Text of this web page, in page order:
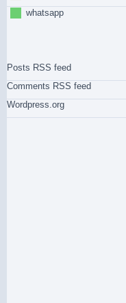
whatsapp
Posts RSS feed
Comments RSS feed
Wordpress.org